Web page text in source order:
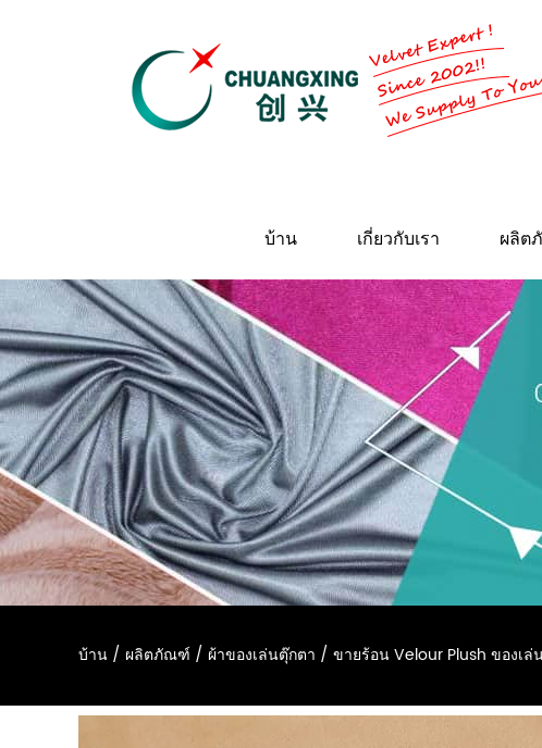
บ้าน เกี่ยวกับเรา ผลิต
บ้าน / ผลิตภัณฑ์ / ผ้าของเล่นตุ๊กตา / ขายร้อน Velour Plush ของเ